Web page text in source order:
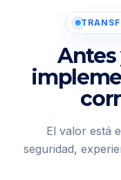
Antes
El valor está
seguridad,